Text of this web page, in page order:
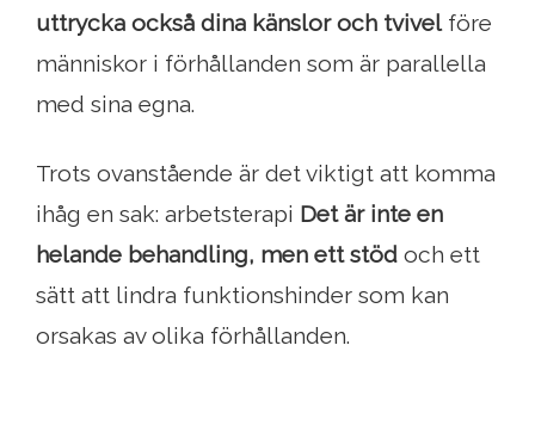
uttrycka också dina känslor och tvivelföre
människor i förhållanden som är parallella
med sina egna.
Trots ovanstående är det viktigt att komma
ihåg en sak: arbetsterapi Det är inte en
helande behandling, men ett stöd och ett
sätt att lindra funktionshinder som kan
orsakas av olika förhållanden.